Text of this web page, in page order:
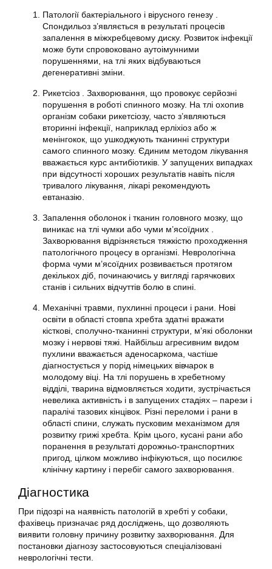
Патології бактеріального і вірусного генезу .
Спондильоз з’являється в результаті процесів
запалення в міжхребцевому диску. Розвиток інфекції
може бути спровоковано аутоімунними
порушеннями, на тлі яких відбуваються
дегенеративні зміни.
Рикетсіоз . Захворювання, що провокує серйозні
порушення в роботі спинного мозку. На тлі охопив
організм собаки рикетсіозу, часто з’являються
вторинні інфекції, наприклад ерліхіоз або ж
менінгокок, що ушкоджують тканинні структури
самого спинного мозку. Єдиним методом лікування
вважається курс антибіотиків. У запущених випадках
при відсутності хороших результатів навіть після
тривалого лікування, лікарі рекомендують
евтаназію.
Запалення оболонок і тканин головного мозку, що
виникає на тлі чумки або чуми м’ясоїдних .
Захворювання відрізняється тяжкістю проходження
патологічного процесу в організмі. Неврологічна
форма чуми м’ясоїдних розвивається протягом
декількох діб, починаючись у вигляді гарячкових
станів і сильних відчуттів болю в спині.
Механічні травми, пухлинні процеси і рани. Нові
освіти в області стовпа хребта здатні вражати
кісткові, сполучно-тканинні структури, м’які оболонки
мозку і нервові тяжі. Найбільш агресивним видом
пухлини вважається аденосаркома, частіше
діагностується у порід німецьких вівчарок в
молодому віці. На тлі порушень в хребетному
відділі, тварина відмовляється ходити, зустрічається
невелика активність і в запущених стадіях – парези і
паралічі тазових кінцівок. Різні переломи і рани в
області спини, служать пусковим механізмом для
розвитку грижі хребта. Крім цього, кусані рани або
поранення в результаті дорожньо-транспортних
пригод, цілком можливо інфікуються, що посилює
клінічну картину і перебіг самого захворювання.
Діагностика
При підозрі на наявність патологій в хребті у собаки,
фахівець призначає ряд досліджень, що дозволяють
виявити головну причину розвитку захворювання. Для
постановки діагнозу застосовуються спеціалізовані
неврологічні тести.